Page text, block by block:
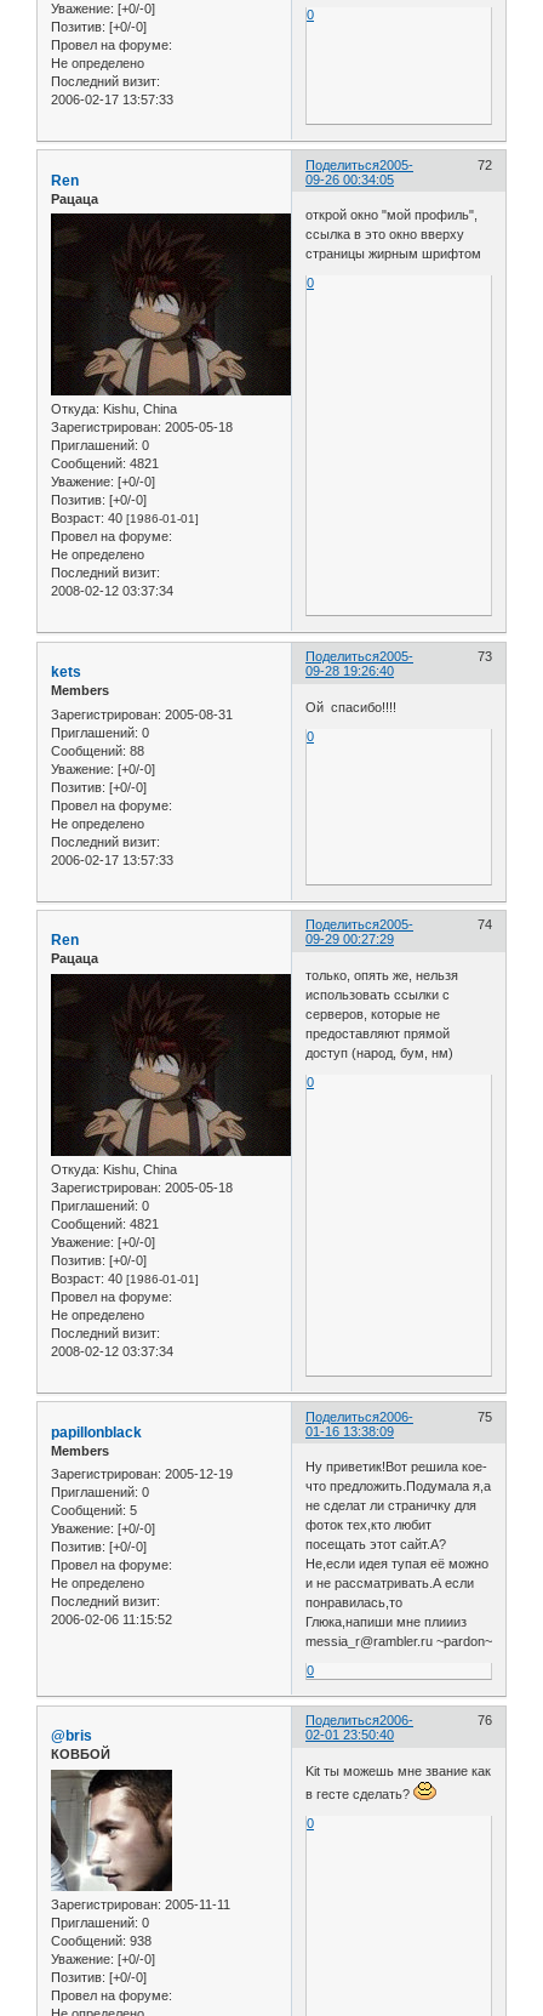
Уважение: [+0/-0]
Позитив: [+0/-0]
Провел на форуме:
Не определено
Последний визит:
2006-02-17 13:57:33
0
Поделиться 72
2005-
09-26 00:34:05
Ren
Рацаца
Откуда: Kishu, China
Зарегистрирован: 2005-05-18
Приглашений: 0
Сообщений: 4821
Уважение: [+0/-0]
Позитив: [+0/-0]
Возраст: 40 [1986-01-01]
Провел на форуме:
Не определено
Последний визит:
2008-02-12 03:37:34
открой окно "мой профиль",
ссылка в это окно вверху
страницы жирным шрифтом
0
Поделиться 73
2005-
09-28 19:26:40
kets
Members
Зарегистрирован: 2005-08-31
Приглашений: 0
Сообщений: 88
Уважение: [+0/-0]
Позитив: [+0/-0]
Провел на форуме:
Не определено
Последний визит:
2006-02-17 13:57:33
Ой спасибо!!!!
0
Поделиться 74
2005-
09-29 00:27:29
Ren
Рацаца
Откуда: Kishu, China
Зарегистрирован: 2005-05-18
Приглашений: 0
Сообщений: 4821
Уважение: [+0/-0]
Позитив: [+0/-0]
Возраст: 40 [1986-01-01]
Провел на форуме:
Не определено
Последний визит:
2008-02-12 03:37:34
только, опять же, нельзя
использовать ссылки с
серверов, которые не
предоставляют прямой
доступ (народ, бум, нм)
0
Поделиться 75
2006-
01-16 13:38:09
papillonblack
Members
Зарегистрирован: 2005-12-19
Приглашений: 0
Сообщений: 5
Уважение: [+0/-0]
Позитив: [+0/-0]
Провел на форуме:
Не определено
Последний визит:
2006-02-06 11:15:52
Ну приветик!Вот решила кое-
что предложить.Подумала я,а
не сделат ли страничку для
фоток тех,кто любит
посещать этот сайт.А?
Не,если идея тупая её можно
и не рассматривать.А если
понравилась,то
Глюка,напиши мне плиииз
messia_r@rambler.ru ~pardon~
0
Поделиться 76
2006-
02-01 23:50:40
@bris
КОВБОЙ
Зарегистрирован: 2005-11-11
Приглашений: 0
Сообщений: 938
Уважение: [+0/-0]
Позитив: [+0/-0]
Провел на форуме:
Не определено
Kit ты можешь мне звание как
в гесте сделать?
0